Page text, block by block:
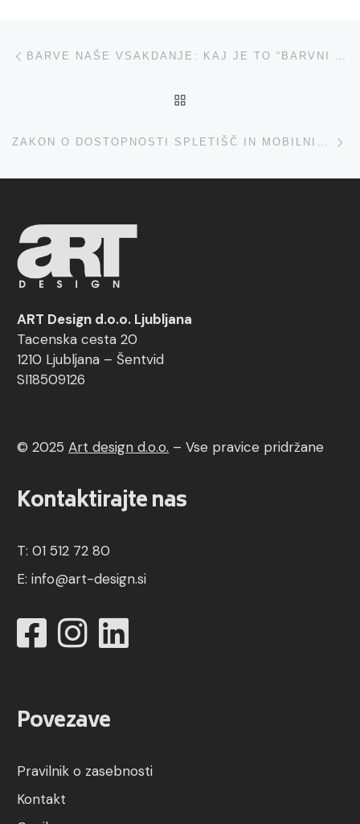
Navigacija med prispevki BARVE NAŠE VSAKDANJE: KAJ JE TO “BARVNI PROSTOR”?
ZAKON O DOSTOPNOSTI SPLETIŠČ IN MOBILNIH APLIKACIJ
ART Design d.o.o. Ljubljana
Tacenska cesta 20
1210 Ljubljana – Šentvid
SI18509126
© 2025 Art design d.o.o. – Vse pravice pridržane
Kontaktirajte nas
T: 01 512 72 80
E:info@art-design.si
Povezave
Pravilnik o zasebnosti
Kontakt